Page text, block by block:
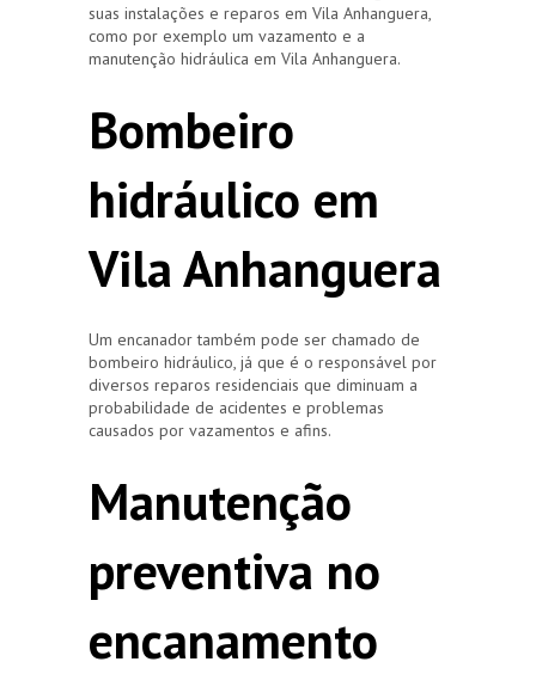
suas instalações e reparos em Vila Anhanguera,
como por exemplo um vazamento e a
manutenção hidráulica em Vila Anhanguera.
Bombeiro
hidráulico em
Vila Anhanguera
Um encanador também pode ser chamado de
bombeiro hidráulico, já que é o responsável por
diversos reparos residenciais que diminuam a
probabilidade de acidentes e problemas
causados por vazamentos e afins.
Manutenção
preventiva no
encanamento